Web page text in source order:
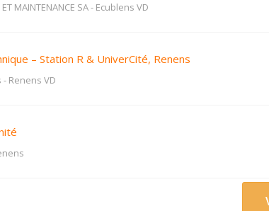
MAINTENANCE SA- Ecublens VD
– Station R & UniverCité, Renens
- Renens VD